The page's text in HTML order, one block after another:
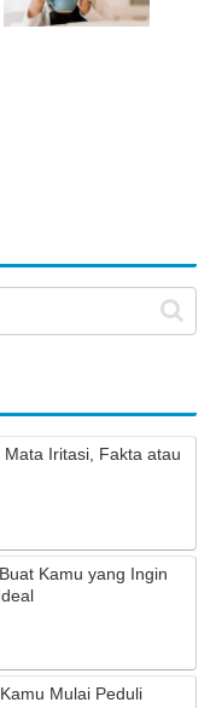
Iritasi, Fakta atau
Kamu yang Ingin
Mulai Peduli